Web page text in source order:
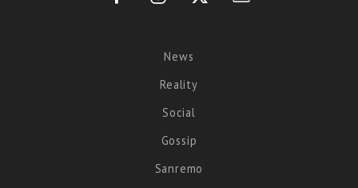
News
Reality
Social
Gossip
Sanremo